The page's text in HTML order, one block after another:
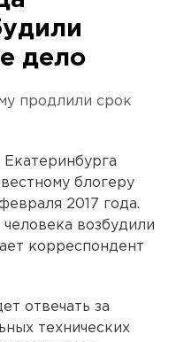
дело
продлили срок
блогеру
2017 года.
возбудили
корреспондент
отвечать за
технических